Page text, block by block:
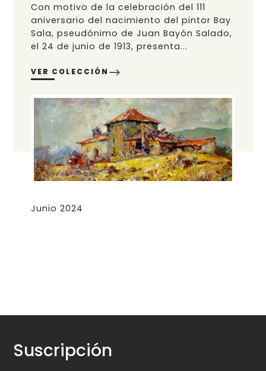
Con motivo de la celebración del 111
aniversario del nacimiento del pintor Bay
Sala, pseudónimo de Juan Bayón Salado,
el 24 de junio de 1913, presenta...
VER COLECCIÓN
Junio 2024
Suscripción